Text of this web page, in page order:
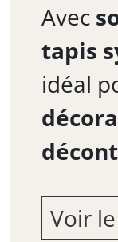
Avec
tapis
idéal
Voir